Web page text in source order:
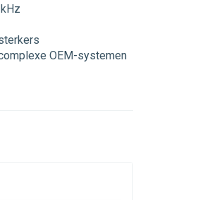
OEM-systemen